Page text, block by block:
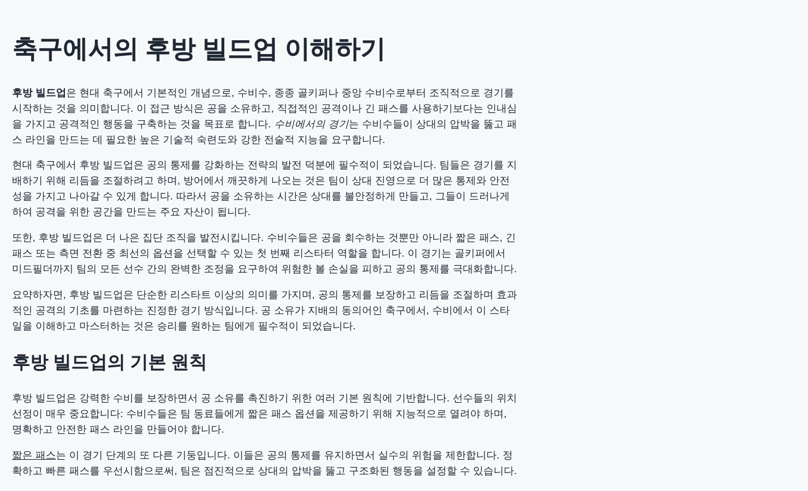
축구에서의 후방 빌드업 이해하기
후방 빌드업 은 현대 축구에서 기본적인 개념으로, 수비수, 종종 골키퍼나 중앙 수비수로부터 조직적으로 경기를
시작하는 것을 의미합니다. 이 접근 방식은 공을 소유하고, 직접적인 공격이나 긴 패스를 사용하기보다는 인내심
을 가지고 공격적인 행동을 구축하는 것을 목표로 합니다. 수비에서의 경기는 수비수들이 상대의 압박을 뚫고 패
스 라인을 만드는 데 필요한 높은 기술적 숙련도와 강한 전술적 지능을 요구합니다.
현대 축구에서 후방 빌드업은 공의 통제를 강화하는 전략의 발전 덕분에 필수적이 되었습니다. 팀들은 경기를 지
배하기 위해 리듬을 조절하려고 하며, 방어에서 깨끗하게 나오는 것은 팀이 상대 진영으로 더 많은 통제와 안전
성을 가지고 나아갈 수 있게 합니다. 따라서 공을 소유하는 시간은 상대를 불안정하게 만들고, 그들이 드러나게
하여 공격을 위한 공간을 만드는 주요 자산이 됩니다.
또한, 후방 빌드업은 더 나은 집단 조직을 발전시킵니다. 수비수들은 공을 회수하는 것뿐만 아니라 짧은 패스, 긴
패스 또는 측면 전환 중 최선의 옵션을 선택할 수 있는 첫 번째 리스타터 역할을 합니다. 이 경기는 골키퍼에서
미드필더까지 팀의 모든 선수 간의 완벽한 조정을 요구하여 위험한 볼 손실을 피하고 공의 통제를 극대화합니다.
요약하자면, 후방 빌드업은 단순한 리스타트 이상의 의미를 가지며, 공의 통제를 보장하고 리듬을 조절하며 효과
적인 공격의 기초를 마련하는 진정한 경기 방식입니다. 공 소유가 지배의 동의어인 축구에서, 수비에서 이 스타
일을 이해하고 마스터하는 것은 승리를 원하는 팀에게 필수적이 되었습니다.
후방 빌드업의 기본 원칙
후방 빌드업은 강력한 수비를 보장하면서 공 소유를 촉진하기 위한 여러 기본 원칙에 기반합니다. 선수들의 위치
선정이 매우 중요합니다: 수비수들은 팀 동료들에게 짧은 패스 옵션을 제공하기 위해 지능적으로 열려야 하며,
명확하고 안전한 패스 라인을 만들어야 합니다.
짧은 패스는 이 경기 단계의 또 다른 기둥입니다. 이들은 공의 통제를 유지하면서 실수의 위험을 제한합니다. 정
확하고 빠른 패스를 우선시함으로써, 팀은 점진적으로 상대의 압박을 뚫고 구조화된 행동을 설정할 수 있습니다.